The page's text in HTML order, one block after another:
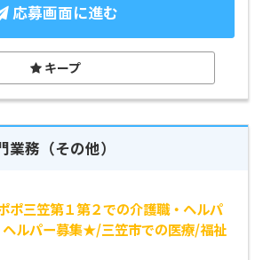
応募画面に進む
キープ
務（その他）
ポ三笠第１第２での介護職・ヘルパ
ルパー募集★/三笠市での医療/福祉